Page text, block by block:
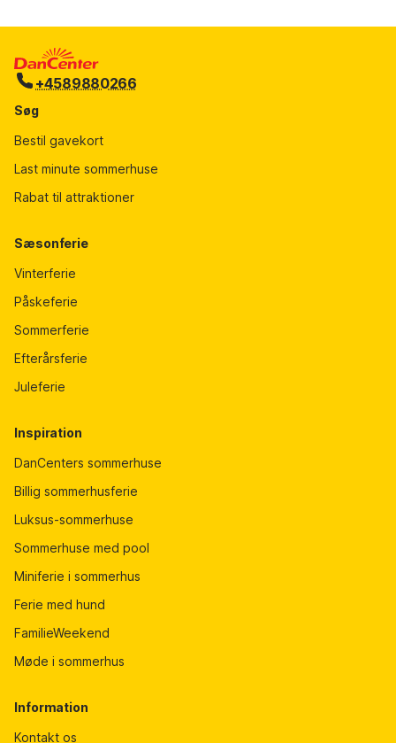
+4589880266
Søg
Bestil gavekort
Last minute sommerhuse
Rabat til attraktioner
Sæsonferie
Vinterferie
Påskeferie
Sommerferie
Efterårsferie
Juleferie
Inspiration
DanCenters sommerhuse
Billig sommerhusferie
Luksus-sommerhuse
Sommerhuse med pool
Miniferie i sommerhus
Ferie med hund
FamilieWeekend
Møde i sommerhus
Information
Kontakt os